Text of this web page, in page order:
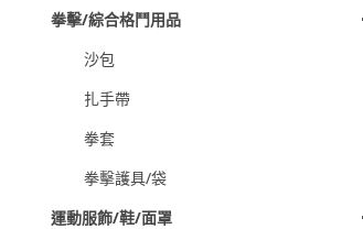
拳擊/綜合格鬥用品
沙包
扎手帶
拳套
拳擊護具/袋
運動服飾/鞋/面罩